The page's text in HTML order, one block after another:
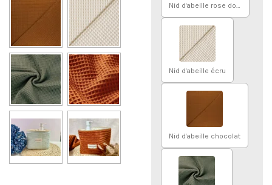
Nid d'abeille rose doux
Nid d'abeille écru
Nid d'abeille chocolat